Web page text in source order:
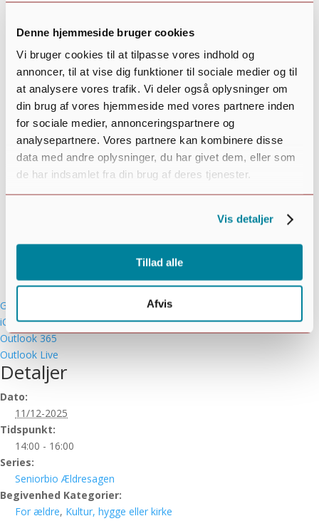
Denne hjemmeside bruger cookies
Vi bruger cookies til at tilpasse vores indhold og
annoncer, til at vise dig funktioner til sociale medier og til
at analysere vores trafik. Vi deler også oplysninger om
din brug af vores hjemmeside med vores partnere inden
for sociale medier, annonceringspartnere og
analysepartnere. Vores partnere kan kombinere disse
data med andre oplysninger, du har givet dem, eller som
de har indsamlet fra din brug af deres tjenester.
Vis detaljer
Tillad alle
Afvis
Tilføj til kalender
Google kalender
iCalendar
Outlook 365
Outlook Live
Detaljer
Dato:
11/12-2025
Tidspunkt:
14:00 - 16:00
Series:
Seniorbio Ældresagen
Begivenhed Kategorier:
For ældre, Kultur, hygge eller kirke